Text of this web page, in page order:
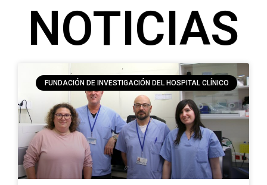
NOTICIAS
FUNDACIÓN DE INVESTIGACIÓN DEL HOSPITAL CLÍNICO